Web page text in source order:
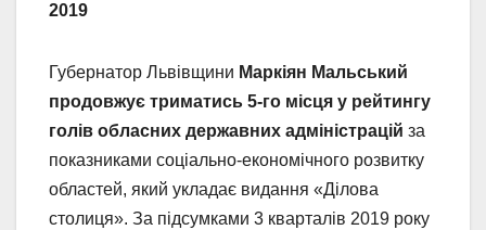
2019
Губернатор Львівщини Маркіян Мальський
продовжує триматись 5-го місця у рейтингу
голів обласних державних адміністрацій за
показниками соціально-економічного розвитку
областей, який укладає видання «Ділова
столиця». За підсумками 3 кварталів 2019 року